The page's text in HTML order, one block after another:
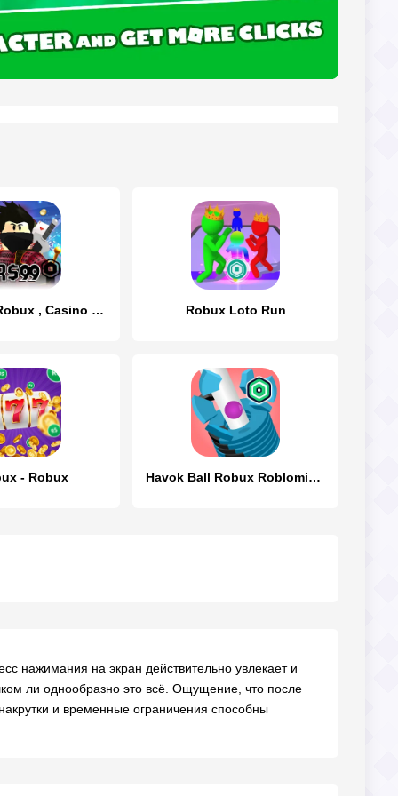
Robux For Robux , Casino Robux Robux Loto Run
- Robux Havok Ball Robux Roblominer
нажимания на экран действительно увлекает и
ли однообразно это всё. Ощущение, что после
и временные ограничения способны